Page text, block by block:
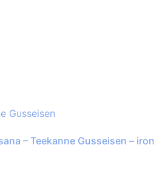
– Teekanne Gusseisen – iron